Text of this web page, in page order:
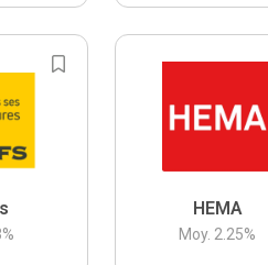
%
HEMA
Moy. 2.25%